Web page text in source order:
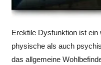
Erektile Dysfunktion ist
physische als auch
das allgemeine